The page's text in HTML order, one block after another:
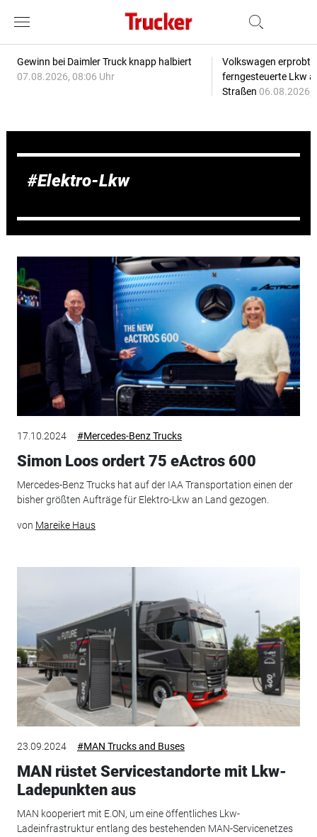
Gewinn bei Daimler Truck knapp halbiert
07.08.2026, 08:06 Uhr
Volkswagen erprobt
ferngesteuerte Lkw
Straßen 06.08.2026,
Elektro-Lkw
17.10.2024 #Mercedes-Benz Trucks
Simon Loos ordert 75 eActros 600
Mercedes-Benz Trucks hat auf der IAA Transportation einen der
bisher größten Aufträge für Elektro-Lkw an Land gezogen.
von Mareike Haus
23.09.2024 #MAN Trucks and Buses
MAN rüstet Servicestandorte mit Lkw-
Ladepunkten aus
MAN kooperiert mit E.ON, um eine öffentliches Lkw-
Ladeinfrastruktur entlang des bestehenden MAN-Servicenetzes